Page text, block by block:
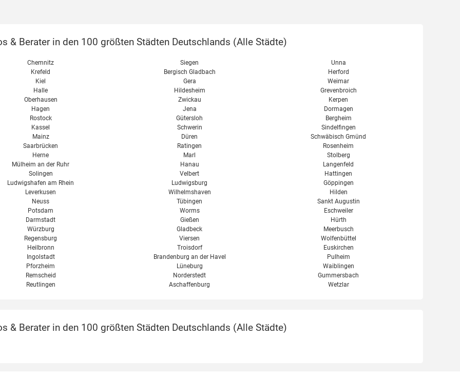
& Berater in den 100 größten Städten Deutschlands (Alle Städte)
Chemnitz
Krefeld
Kiel
Halle
Oberhausen
Hagen
Rostock
Kassel
Mainz
Saarbrücken
Herne
Mülheim an der Ruhr
Solingen
Ludwigshafen am Rhein
Leverkusen
Neuss
Potsdam
Darmstadt
Würzburg
Regensburg
Heilbronn
Ingolstadt
Pforzheim
Remscheid
Reutlingen
Siegen
Bergisch Gladbach
Gera
Hildesheim
Zwickau
Jena
Gütersloh
Schwerin
Düren
Ratingen
Marl
Hanau
Velbert
Ludwigsburg
Wilhelmshaven
Tübingen
Worms
Gießen
Gladbeck
Viersen
Troisdorf
Brandenburg an der Havel
Lüneburg
Norderstedt
Aschaffenburg
Unna
Herford
Weimar
Grevenbroich
Kerpen
Dormagen
Bergheim
Sindelfingen
Schwäbisch Gmünd
Rosenheim
Stolberg
Langenfeld
Hattingen
Göppingen
Hilden
Sankt Augustin
Eschweiler
Hürth
Meerbusch
Wolfenbüttel
Euskirchen
Pulheim
Waiblingen
Gummersbach
Wetzlar
& Berater in den 100 größten Städten Deutschlands (Alle Städte)